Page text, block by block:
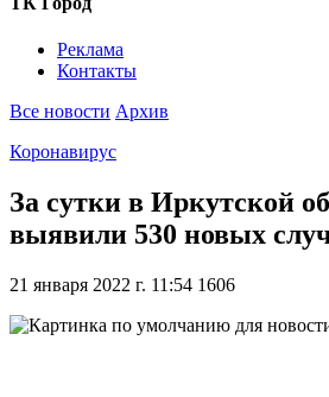
Реклама
Контакты
Все новости Архив
Коронавирус
За сутки в Иркутской
выявили 530 новых
21 января 2022 г. 11:54 1606